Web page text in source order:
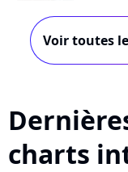
Voir toutes
charts